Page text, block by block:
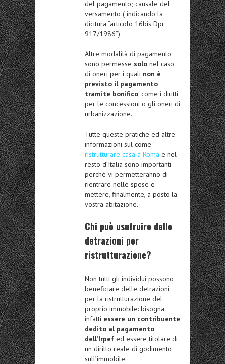
del pagamento; causale del
versamento ( indicando la
dicitura “articolo 16bis Dpr
917/1986”).
Altre modalità di pagamento
sono permesse solo nel caso
di oneri per i quali non è
previsto il pagamento
tramite bonifico , come i diritti
per le concessioni o gli oneri di
urbanizzazione.
Tutte queste pratiche ed altre
informazioni sul come
ristrutturare casa a Roma e nel
resto d’Italia sono importanti
perché vi permetteranno di
rientrare nelle spese e
mettere, finalmente, a posto la
vostra abitazione.
Chi può usufruire delle
detrazioni per
ristrutturazione?
Non tutti gli individui possono
beneficiare delle detrazioni
per la ristrutturazione del
proprio immobile: bisogna
infatti essere un contribuente
dedito al pagamento
dell’Irpef ed essere titolare di
un diritto reale di godimento
sull’immobile.